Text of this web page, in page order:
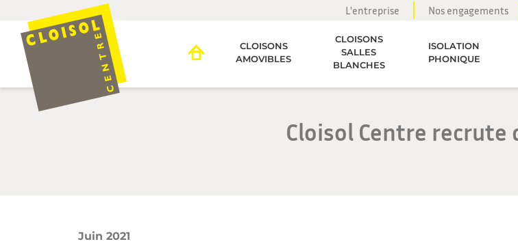
contenu
L'entreprise Nos engagements
CLOISONS
AMOVIBLES
CLOISONS
SALLES
BLANCHES
ISOLATION
PHONIQUE
Cloisol Centre recrute
Juin 2021